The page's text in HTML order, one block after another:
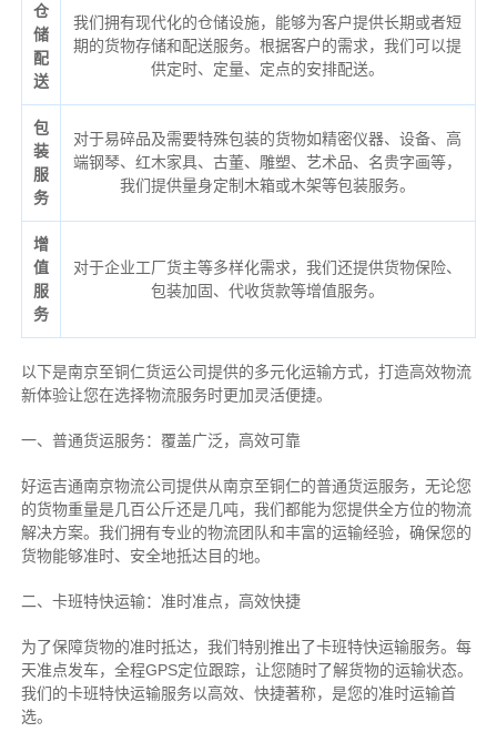
仓
储
配
送
我们拥有现代化的仓储设施，能够为客户提供长期或者短
期的货物存储和配送服务。根据客户的需求，我们可以提
供定时、定量、定点的安排配送。
包
装
服
务
对于易碎品及需要特殊包装的货物如精密仪器、设备、高
端钢琴、红木家具、古董、雕塑、艺术品、名贵字画等，
我们提供量身定制木箱或木架等包装服务。
增
值
服
务
对于企业工厂货主等多样化需求，我们还提供货物保险、
包装加固、代收货款等增值服务。
以下是南京至铜仁货运公司提供的多元化运输方式，打造高效物流
新体验让您在选择物流服务时更加灵活便捷。
一、普通货运服务：覆盖广泛，高效可靠
好运吉通南京物流公司提供从南京至铜仁的普通货运服务，无论您
的货物重量是几百公斤还是几吨，我们都能为您提供全方位的物流
解决方案。我们拥有专业的物流团队和丰富的运输经验，确保您的
货物能够准时、安全地抵达目的地。
二、卡班特快运输：准时准点，高效快捷
为了保障货物的准时抵达，我们特别推出了卡班特快运输服务。每
天准点发车，全程GPS定位跟踪，让您随时了解货物的运输状态。
我们的卡班特快运输服务以高效、快捷著称，是您的准时运输首
选。